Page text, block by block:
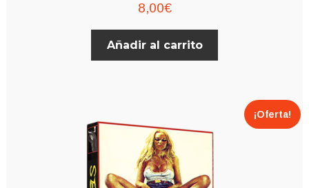
8,00€
Añadir al carrito
¡Oferta!